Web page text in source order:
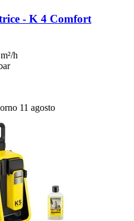
-​ K 4 Comfort
h
11 agosto